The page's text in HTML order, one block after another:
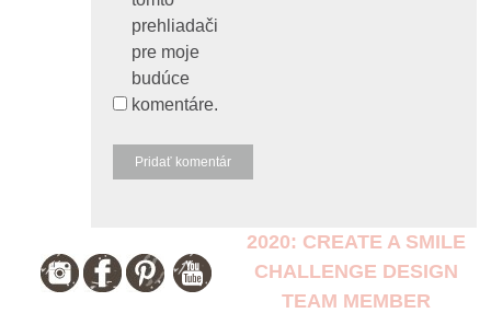
prehliadači
pre moje
budúce
komentáre.
2020: CREATE A SMILE
CHALLENGE DESIGN
TEAM MEMBER